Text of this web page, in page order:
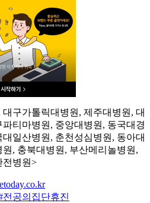
구가톨릭대병원, 제주대병원, 대
티마병원, 중앙대병원, 동국대경
일산병원, 춘천성심병원, 동아대
, 충북대병원, 부산메리놀병원,
전병원>
전공의집단휴진